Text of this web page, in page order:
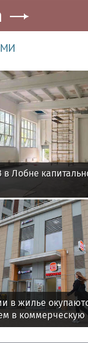
Лобне
в жилье
в коммерческую